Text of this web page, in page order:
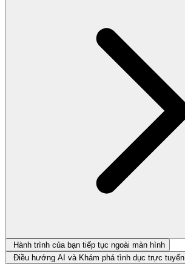
Hành trình của bạn tiếp tục ngoài màn hình
Điều hướng AI và Khám phá tình dục trực tuyến